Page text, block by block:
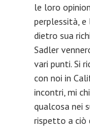
le loro
perplessità, e
dietro sua
Sadler
vari punti. Si
con noi in
incontri, mi
qualcosa nei
rispetto a ciò